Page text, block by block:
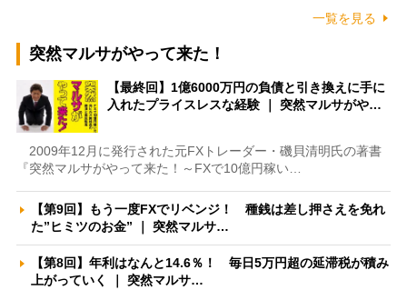
一覧を見る
突然マルサがやって来た！
【最終回】1億6000万円の負債と引き換えに手に
入れたプライスレスな経験 ｜ 突然マルサがや…
2009年12月に発行された元FXトレーダー・磯貝清明氏の著書
『突然マルサがやって来た！～FXで10億円稼い…
【第9回】もう一度FXでリベンジ！ 種銭は差し押さえを免れ
た”ヒミツのお金” ｜ 突然マルサ…
【第8回】年利はなんと14.6％！ 毎日5万円超の延滞税が積み
上がっていく ｜ 突然マルサ…